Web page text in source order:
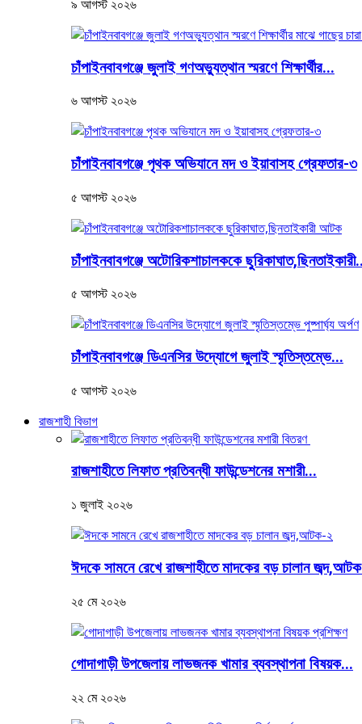
৯ আগস্ট ২০২৬
চাঁপাইনবাবগঞ্জে জুলাই গণঅভ্যুত্থান স্মরণে শিক্ষার্থীর...
৬ আগস্ট ২০২৬
চাঁপাইনবাবগঞ্জে পৃথক অভিযানে মদ ও ইয়াবাসহ গ্রেফতার-৩
৫ আগস্ট ২০২৬
চাঁপাইনবাবগঞ্জে অটোরিকশাচালককে
৫ আগস্ট ২০২৬
চাঁপাইনবাবগঞ্জে ডিএনসির উদ্যোগে জুলাই স্মৃতিস্তম্ভে...
৫ আগস্ট ২০২৬
রাজশাহী বিভাগ
রাজশাহীতে লিফাত প্রতিবন্ধী ফাউন্ডেশনের মশারী...
১ জুলাই ২০২৬
ঈদকে সামনে রেখে রাজশাহীতে মাদকের বড় চালান
২৫ মে ২০২৬
গোদাগাড়ী উপজেলায় লাভজনক খামার ব্যবস্থাপনা বিষয়ক...
২২ মে ২০২৬